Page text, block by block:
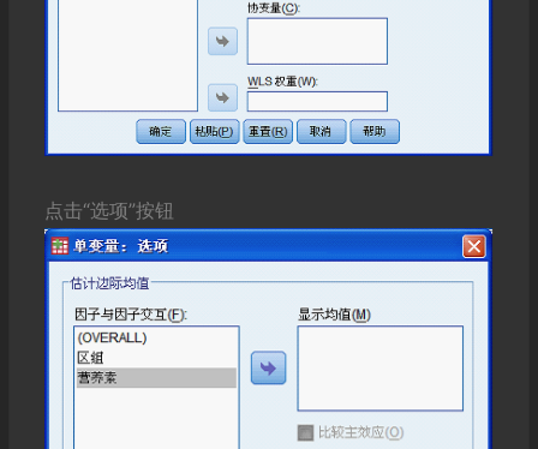
点击“选项”按钮